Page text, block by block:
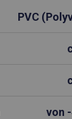
PVC
von